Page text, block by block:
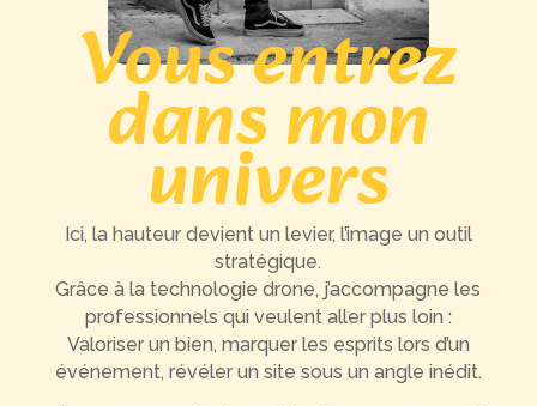
Vous entrez
dans mon
univers
Ici, la hauteur devient un levier, l’image un outil
stratégique.
Grâce à la technologie drone, j’accompagne les
professionnels qui veulent aller plus loin :
Valoriser un bien, marquer les esprits lors d’un
événement, révéler un site sous un angle inédit.